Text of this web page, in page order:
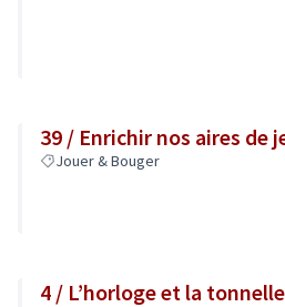
39 / Enrichir nos aires de
Jouer & Bouger
4 / L’horloge et la